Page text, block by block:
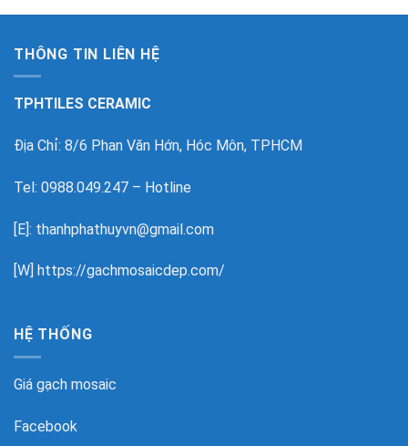
THÔNG TIN LIÊN HỆ
TPHTILES CERAMIC
Địa Chỉ: 8/6 Phan Văn Hớn, Hóc Môn, TPHCM
Tel: 0988.049.247 – Hotline
[E]: thanhphathuyvn@gmail.com
[W] https://gachmosaicdep.com/
HỆ THỐNG
Giá gạch mosaic
Facebook